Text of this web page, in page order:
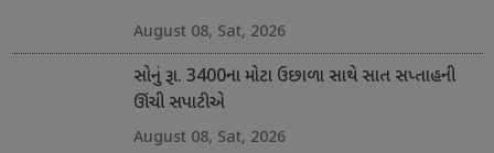
August 08, Sat, 2026
સોનું રૂા. 3400ના મોટા ઉછાળા સાથે સાત સપ્તાહની
ઊંચી સપાટીએ
August 08, Sat, 2026